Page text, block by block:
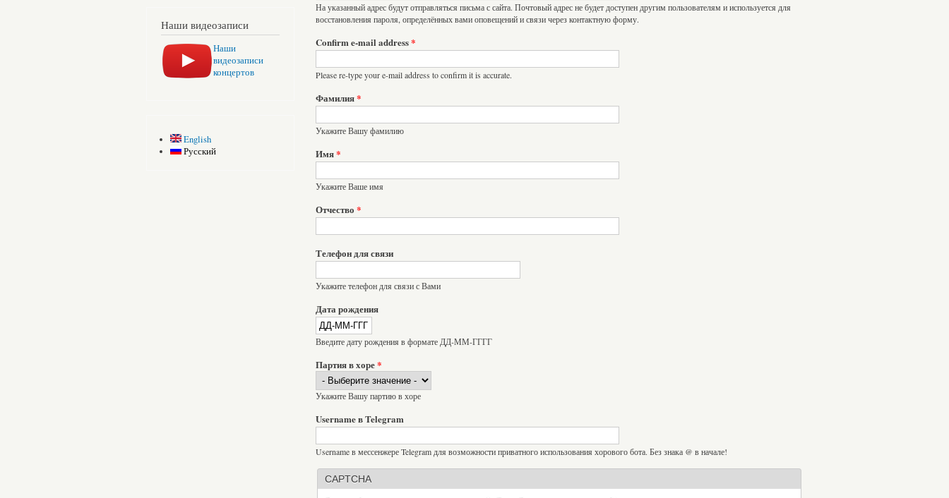
Наши видеозаписи
Наши
видеозаписи
концертов
English
Русский
На указанный адрес будут отправляться письма с сайта. Почтовый адрес не будет доступен другим пользователям и используется для
восстановления пароля, определённых вами оповещений и связи через контактную форму.
Confirm e-mail address*
Please re-type your e-mail address to confirm it is accurate.
Фамилия*
Укажите Вашу фамилию
Имя*
Укажите Ваше имя
Отчество *
Телефон для связи
Укажите телефон для связи с Вами
Дата рождения
Введите дату рождения в формате ДД-ММ-ГГГГ
Партия в хоре*
Укажите Вашу партию в хоре
Username в Telegram
Username в мессенжере Telegram для возможности приватного использования хорового бота. Без знака @ в начале!
CAPTCHA